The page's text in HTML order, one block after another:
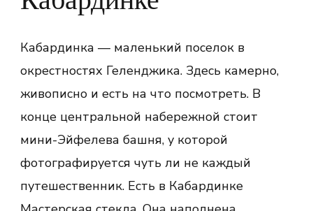
Кабардинка — маленький поселок в
окрестностях Геленджика. Здесь камерно,
живописно и есть на что посмотреть. В
конце центральной набережной стоит
мини-Эйфелева башня, у которой
фотографируется чуть ли не каждый
путешественник. Есть в Кабардинке